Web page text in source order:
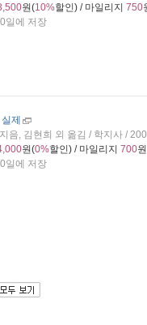
원(10%할인) / 마일리지 750
일에 저장
제
음, 김현희 외 옮김 / 학지사 /
원(0%할인) / 마일리지 700
일에 저장